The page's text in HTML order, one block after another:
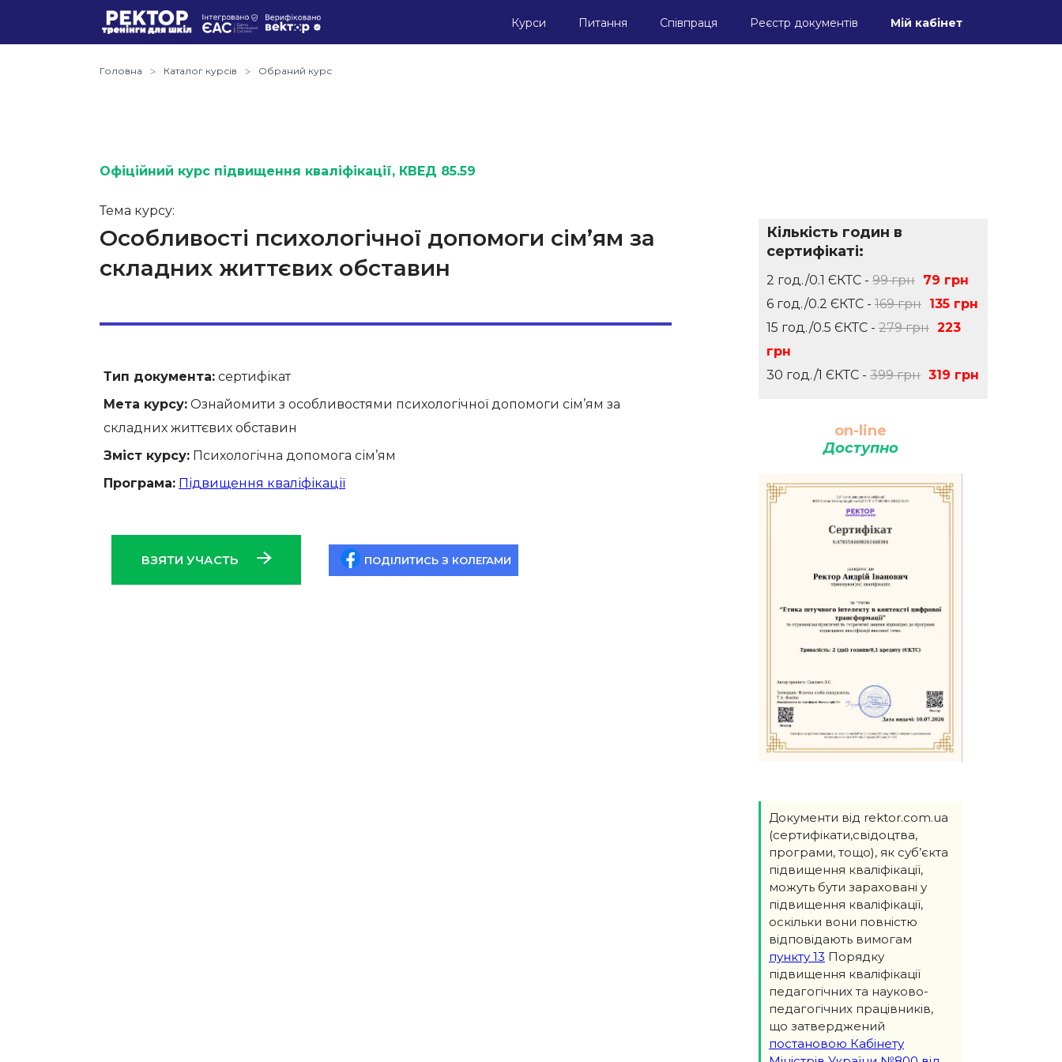
Курси Питання Співпраця Реєстр документів Мій кабінет
Головна Каталог курсів Обраний курс
Офіційний курс підвищення кваліфікації, КВЕД 85.59
Тема курсу:
Особливості психологічної допомоги сім’ям за
складних життєвих обставин
Тип документа: сертифікат
Мета курсу: Ознайомити з особливостями психологічної допомоги сім’ям за
складних життєвих обставин
Зміст курсу: Психологічна допомога сім’ям
Програма: Підвищення кваліфікації
ВЗЯТИ УЧАСТЬ ПОДІЛИТИСЬ З КОЛЕГАМИ
Кількість годин в
сертифікаті:
2 год./0.1 ЄКТС - 99 грн 79 грн
6 год./0.2 ЄКТС - 169 грн 135 грн
15 год./0.5 ЄКТС - 279 грн 223
грн
30 год./1 ЄКТС - 399 грн 319 грн
on-line
Доступно
Документи від rektor.com.ua
(сертифікати,свідоцтва,
програми, тощо), як суб’єкта
підвищення кваліфікації,
можуть бути зараховані у
підвищення кваліфікації,
оскільки вони повністю
відповідають вимогам
пункту 13 Порядку
підвищення кваліфікації
педагогічних та науково-
педагогічних працівників,
що затверджений
постановою Кабінету